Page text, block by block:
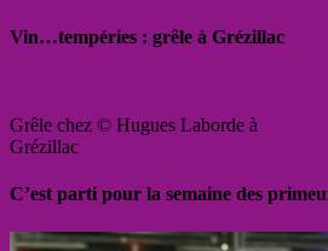
Vin…tempéries : grêle à Grézillac
Grêle chez © Hugues Laborde à
Grézillac
C’est parti pour la semaine des